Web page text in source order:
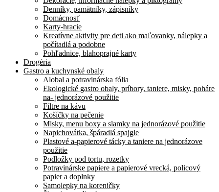
Denníky, pamätníky, zápisníky
Domácnosť
Karty-hracie
Kreatívne aktivity pre deti ako maľovanky, nálepky a
počítadlá a podobne
Pohľadnice, blahoprajné karty
Drogéria
Gastro a kuchynské obaly
Alobal a potravinárska fólia
Ekologické gastro obaly, príbory, taniere, misky, poháre
na- jednorázové použitie
Filtre na kávu
Košíčky na pečenie
Misky, menu boxy a slamky na jednorázové použitie
Napichovátka, špáradlá spajgle
Plastové a-papierové tácky a taniere na jednorázove
použitie
Podložky pod tortu, rozetky
Potravinárske papiere a papierové vrecká, policový
papier a doplnky
Samolepky na koreničky